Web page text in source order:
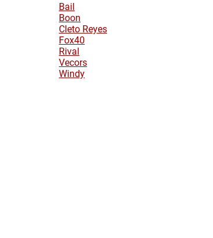
Bail
Boon
Cleto Reyes
Fox40
Rival
Vecors
Windy